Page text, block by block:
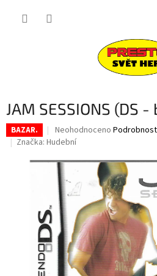
JAM SESSIONS (DS -
BAZAR.
Průměrné
hodnocení
je
0,0
z
5
hvězdiček.
Neohodnoceno
Značka: Hudební